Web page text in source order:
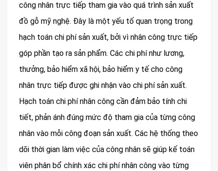
công nhân trực tiếp tham gia vào quá trình sản xuất
đồ gỗ mỹ nghệ. Đây là một yếu tố quan trọng trong
hạch toán chi phí sản xuất, bởi vì nhân công trực tiếp
góp phần tạo ra sản phẩm. Các chi phí như lương,
thưởng, bảo hiểm xã hội, bảo hiểm y tế cho công
nhân trực tiếp được ghi nhận vào chi phí sản xuất.
Hạch toán chi phí nhân công cần đảm bảo tính chi
tiết, phản ánh đúng mức độ tham gia của từng công
nhân vào mỗi công đoạn sản xuất. Các hệ thống theo
dõi thời gian làm việc của công nhân sẽ giúp kế toán
viên phân bổ chính xác chi phí nhân công vào từng